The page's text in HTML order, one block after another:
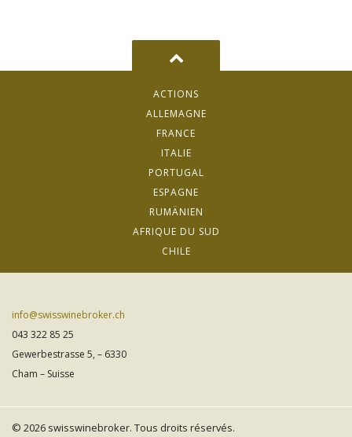
ACTIONS
ALLEMAGNE
FRANCE
ITALIE
PORTUGAL
ESPAGNE
RUMÄNIEN
AFRIQUE DU SUD
CHILE
info@swisswinebroker.ch
043 322 85 25
Gewerbestrasse 5, – 6330
Cham – Suisse
© 2026 swisswinebroker. Tous droits réservés.